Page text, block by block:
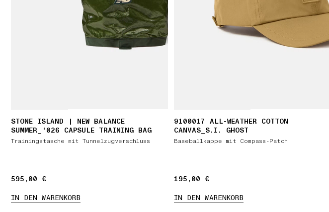
STONE ISLAND | NEW BALANCE
SUMMER_'026 CAPSULE TRAINING BAG
Trainingstasche mit Tunnelzugverschluss
595,00 €
595,00 €
IN DEN WARENKORB
9100017 ALL-WEATHER COTTON
CANVAS_S.I. GHOST
Baseballkappe mit Compass-Patch
195,00 €
195,00 €
IN DEN WARENKORB